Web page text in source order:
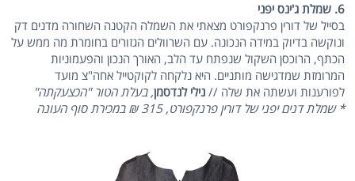
6. שמלת ג'ינס יפני
בסייל של דורין פרנקפורט מצאתי את השמלה הקטנה השחורה מדנים דק
ונוקשה בדיוק במידה הנכונה. עם השרוולים הגזורים בחומרת מה ממש על
הכתף, הרוכסן השקול שנפתח עד הלב, האורך הנכון והפעמוניות
המרומזת שמדגישה מותניים. היא נלקחה לקוקטייל אחה"צ מועד
לפורענות ועשתה את שלה //נילי לנדסמן, בעלת הטור "הכצעקתה"
* שמלת דנים יפני של דורין פרנקפורט, 315 ₪ במכירת סוף העונה